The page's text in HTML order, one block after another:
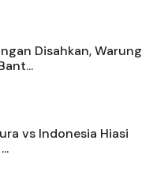
Disahkan, Warung
vs Indonesia Hiasi